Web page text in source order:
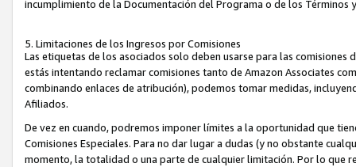
incumplimiento de la Documentación del Programa o de los Términos
5. Limitaciones de los Ingresos por Comisiones
Las etiquetas de los asociados solo deben usarse para las
estás intentando reclamar comisiones tanto de Amazon Associates
combinando enlaces de atribución), podemos tomar medidas,
Afiliados.
De vez en cuando, podremos imponer límites a la oportunidad que
Comisiones Especiales. Para no dar lugar a dudas (y no obstante
momento, la totalidad o una parte de cualquier limitación. Por lo que